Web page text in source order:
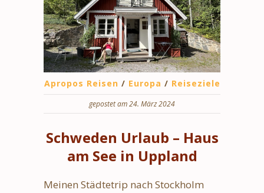
Apropos Reisen / Europa / Reiseziele
gepostet am 24. März 2024
Schweden Urlaub – Haus
am See in Uppland
Meinen Städtetrip nach Stockholm